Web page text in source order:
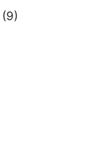
(9)